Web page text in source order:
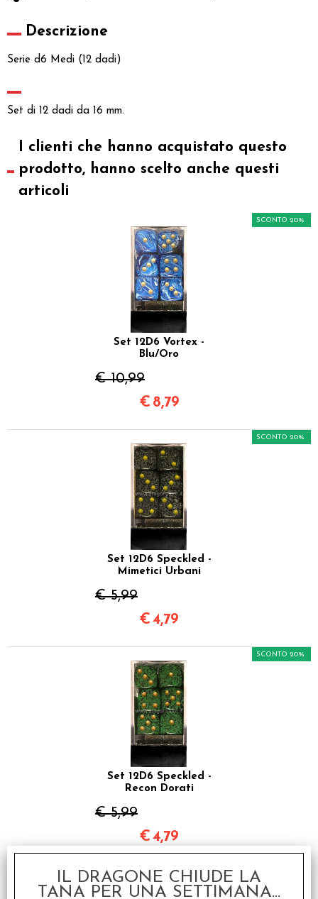
Descrizione
Serie d6 Medi (12 dadi)
Set di 12 dadi da 16 mm.
I clienti che hanno acquistato questo
prodotto, hanno scelto anche questi
articoli
Set 12D6 Vortex -
Blu/Oro
€ 10,99
SCONTO 20%
€ 8,79
Set 12D6 Speckled -
Mimetici Urbani
€ 5,99
SCONTO 20%
€4,79
Set 12D6 Speckled -
Recon Dorati
€ 5,99
SCONTO 20%
€4,79
SCONTO 20%
IL DRAGONE CHIUDE LA
TANA PER UNA SETTIMANA...